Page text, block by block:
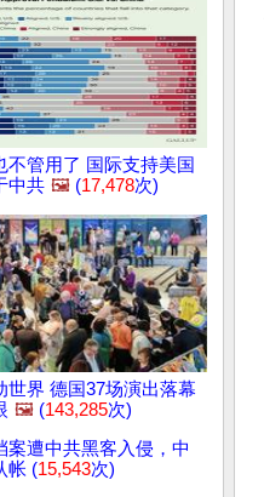
不管用了 国际支持美国
中共 🖼️ (17,478次)
世界 德国37场演出落幕
🖼️ (143,285次)
案遭中共黑客入侵，中
帐 (15,543次)